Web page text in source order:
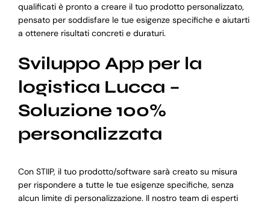
qualificati è pronto a creare il tuo prodotto personalizzato,
pensato per soddisfare le tue esigenze specifiche e aiutarti
a ottenere risultati concreti e duraturi.
Sviluppo App per la
logistica Lucca –
Soluzione 100%
personalizzata
Con STIIP, il tuo prodotto/software sarà creato su misura
per rispondere a tutte le tue esigenze specifiche, senza
alcun limite di personalizzazione. Il nostro team di esperti